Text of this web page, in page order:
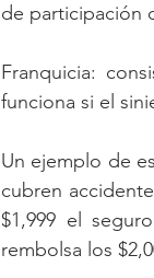
de participación
Franquicia:
funciona si el
Un ejemplo de
cubren
$1,999 el
rembolsa los